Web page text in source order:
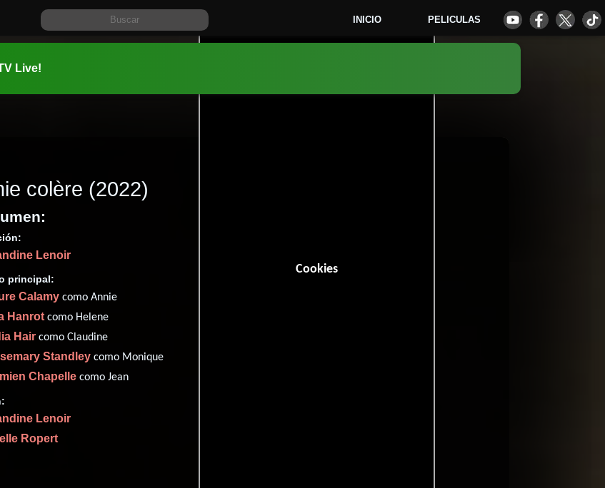
INICIO PELICULAS
Cookies
Live!
colère (2022)
Lenoir
principal:
Calamy como Annie
Hanrotcomo Helene
Hair como Claudine
Standley como Monique
Chapelle como Jean
Lenoir
Ropert
1h 59m (119 minutos).